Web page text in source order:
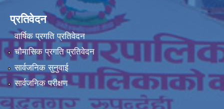
प्रतिवेदन
वार्षिक प्रगति प्रतिवेदन
चौमासिक प्रगति प्रतिवेदन
सार्वजनिक सुनुवाई
सार्वजनिक परीक्षण